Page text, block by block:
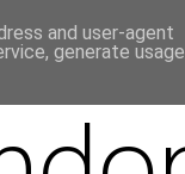
and user-agent
generate usage